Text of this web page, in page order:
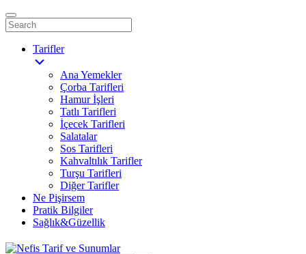
Tarifler
Ana Yemekler
Çorba Tarifleri
Hamur İşleri
Tatlı Tarifleri
İçecek Tarifleri
Salatalar
Sos Tarifleri
Kahvaltılık Tarifler
Turşu Tarifleri
Diğer Tarifler
Ne Pişirsem
Pratik Bilgiler
Sağlık&Güzellik